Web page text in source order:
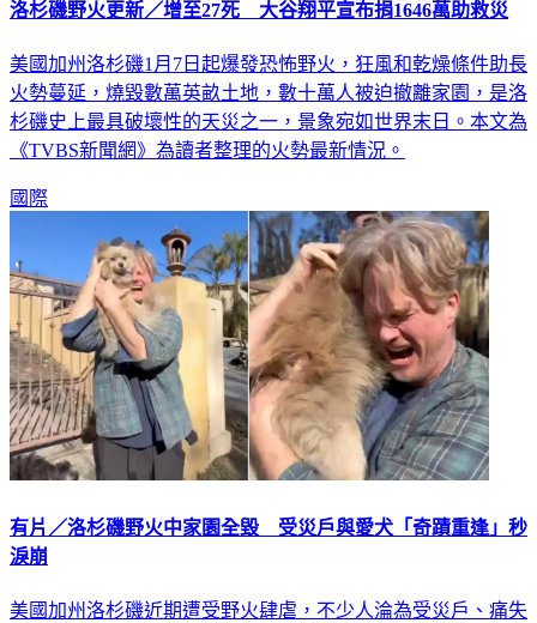
洛杉磯野火更新／增至27死 大谷翔平宣布捐1646萬助救災
美國加州洛杉磯1月7日起爆發恐怖野火，狂風和乾燥條件助長
火勢蔓延，燒毀數萬英畝土地，數十萬人被迫撤離家園，是洛
杉磯史上最具破壞性的天災之一，景象宛如世界末日。本文為
《TVBS新聞網》為讀者整理的火勢最新情況。
國際
有片／洛杉磯野火中家園全毀 受災戶與愛犬「奇蹟重逢」秒
淚崩
美國加州洛杉磯近期遭受野火肆虐，不少人淪為受災戶、痛失